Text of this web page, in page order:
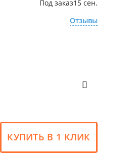
Под заказ15 сен.
Отзывы
КУПИТЬ В 1 КЛИК